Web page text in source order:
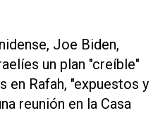
Joe Biden,
un plan "creíble"
en Rafah, "expuestos y
reunión en la Casa